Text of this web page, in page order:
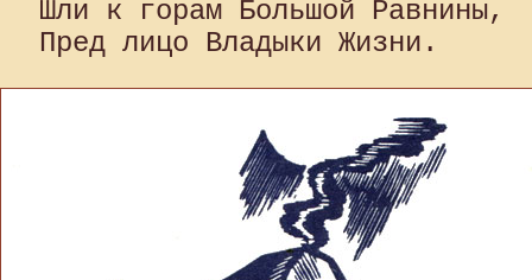
Шли к горам Большой Равнины,